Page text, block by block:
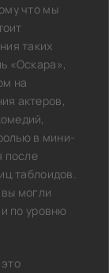
что мы
таких
«Оскара»,
на
актеров,
в мини-
после
таблоидов.
могли
по уровню